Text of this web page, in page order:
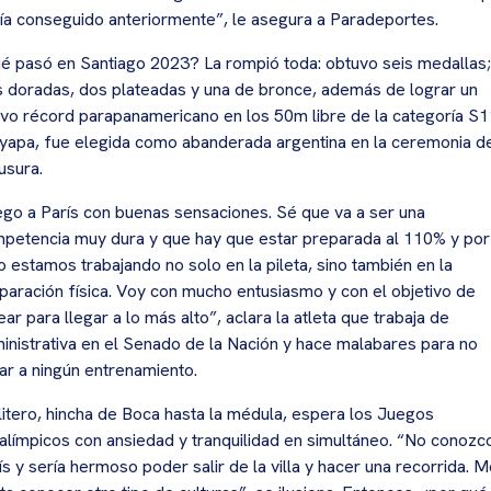
conseguido anteriormente”, le asegura a Paradeportes.
pasó en Santiago 2023? La rompió toda: obtuvo seis medallas;
doradas, dos plateadas y una de bronce, además de lograr un
récord parapanamericano en los 50m libre de la categoría
fue elegida como abanderada argentina en la ceremonia
a París con buenas sensaciones. Sé que va a ser una
muy dura y que hay que estar preparada al 110% y por
estamos trabajando no solo en la pileta, sino también en la
física. Voy con mucho entusiasmo y con el objetivo de
para llegar a lo más alto”, aclara la atleta que trabaja de
en el Senado de la Nación y hace malabares para no
a ningún entrenamiento.
hincha de Boca hasta la médula, espera los Juegos
con ansiedad y tranquilidad en simultáneo. “No
y sería hermoso poder salir de la villa y hacer una recorrida.